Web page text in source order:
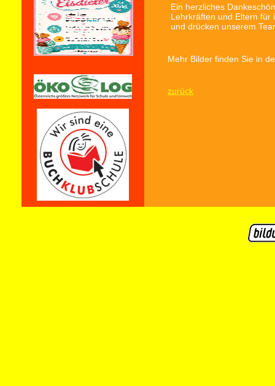
Ein herzliches
Lehrkräften und Eltern für
und drücken unserem
Mehr Bilder finden Sie in
zurück